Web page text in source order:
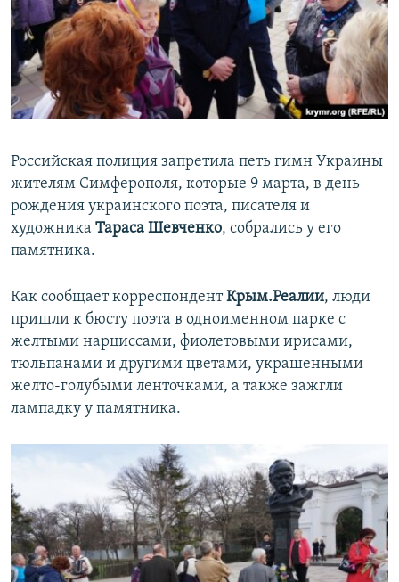
ПОБЕДИТЕЛЕЙ НЕ СУДЯТ?
КРЫМ.НЕПОКОРЕННЫЙ
ELIFBE
УКРАИНСКАЯ ПРОБЛЕМА КРЫМА
ПРИСОЕДИНЯЙТЕСЬ!
Российская полиция запретила петь гимн Украины
жителям Симферополя, которые 9 марта, в день
рождения украинского поэта, писателя и
художника Тараса Шевченко, собрались у его
памятника.
Как сообщает корреспондентКрым.Реалии, люди
пришли к бюсту поэта в одноименном парке с
желтыми нарциссами, фиолетовыми ирисами,
тюльпанами и другими цветами, украшенными
желто-голубыми ленточками, а также зажгли
лампадку у памятника.